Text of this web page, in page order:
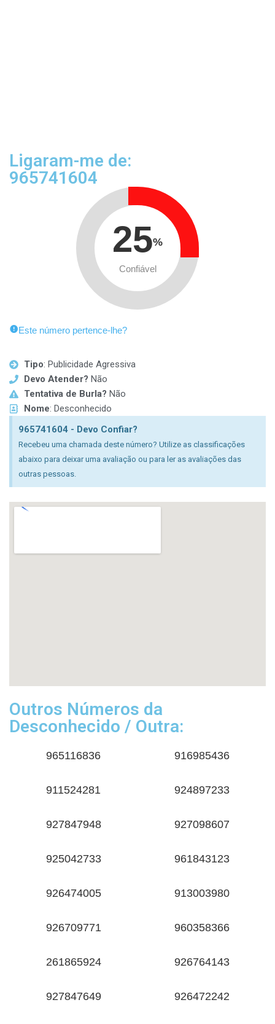
Ligaram-me de:
965741604
25%
Confiável
Este número pertence-lhe?
Tipo: Publicidade Agressiva
Devo Atender? Não
Tentativa de Burla? Não
Nome: Desconhecido
965741604 - Devo Confiar?
Recebeu uma chamada deste número? Utilize as classificações
abaixo para deixar uma avaliação ou para ler as avaliações das
outras pessoas.
Outros Números da
Desconhecido / Outra:
965116836 916985436
911524281 924897233
927847948 927098607
925042733 961843123
926474005 913003980
926709771 960358366
261865924 926764143
927847649 926472242